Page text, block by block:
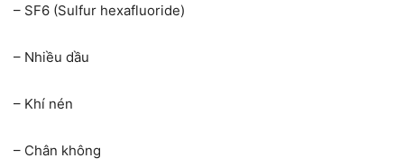
– SF6 (Sulfur hexafluoride)
– Nhiều dầu
– Khí nén
– Chân không